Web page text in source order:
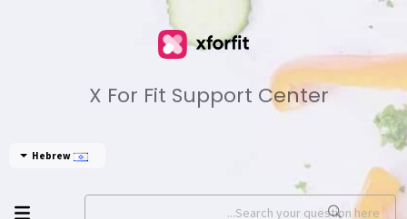
X For Fit Support Center
Hebrew